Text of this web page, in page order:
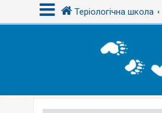
Теріологічна школа